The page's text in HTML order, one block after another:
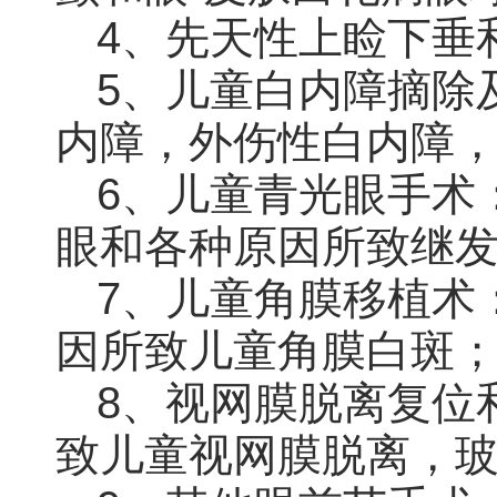
4、先天性上睑下垂
5、儿童白内障摘除
内障，外伤性白内障
6、儿童青光眼手术
眼和各种原因所致继
7、儿童角膜移植术
因所致儿童角膜白斑
8、视网膜脱离复位
致儿童视网膜脱离，